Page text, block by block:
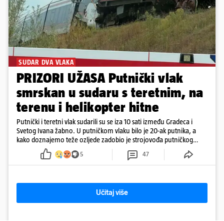
SUDAR DVA VLAKA
PRIZORI UŽASA Putnički vlak
smrskan u sudaru s teretnim, na
terenu i helikopter hitne
Putnički i teretni vlak sudarili su se iza 10 sati između Gradeca i
Svetog Ivana žabno. U putničkom vlaku bilo je 20-ak putnika, a
kako doznajemo teže ozljede zadobio je strojovođa putničkog
vlaka. Zatvoren je promet, a fotoreporteri Prigorskog objavili su
prve snimke s mjesta sudara
5 47
Učitaj više